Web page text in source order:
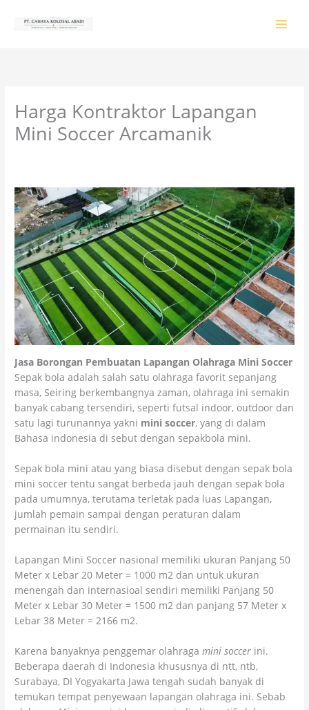
Harga Kontraktor Lapangan
Mini Soccer Arcamanik
Jasa Borongan Pembuatan Lapangan Olahraga Mini Soccer
Sepak bola adalah salah satu olahraga favorit sepanjang
masa, Seiring berkembangnya zaman, olahraga ini semakin
banyak cabang tersendiri, seperti futsal indoor, outdoor dan
satu lagi turunannya yakni mini soccer, yang di dalam
Bahasa indonesia di sebut dengan sepakbola mini.
Sepak bola mini atau yang biasa disebut dengan sepak bola
mini soccer tentu sangat berbeda jauh dengan sepak bola
pada umumnya, terutama terletak pada luas Lapangan,
jumlah pemain sampai dengan peraturan dalam
permainan itu sendiri.
Lapangan Mini Soccer nasional memiliki ukuran Panjang 50
Meter x Lebar 20 Meter = 1000 m2 dan untuk ukuran
menengah dan internasioal sendiri memiliki Panjang 50
Meter x Lebar 30 Meter = 1500 m2 dan panjang 57 Meter x
Lebar 38 Meter = 2166 m2.
Karena banyaknya penggemar olahragamini soccer ini.
Beberapa daerah di Indonesia khususnya di ntt, ntb,
Surabaya, DI Yogyakarta Jawa tengah sudah banyak di
temukan tempat penyewaan lapangan olahraga ini. Sebab